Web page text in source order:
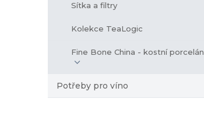
Sítka a filtry
Kolekce TeaLogic
Fine Bone China - kostní porcelán
Potřeby pro víno